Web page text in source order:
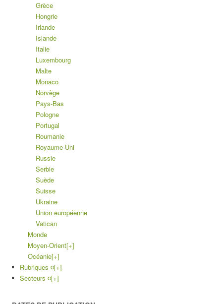
Grèce
Hongrie
Irlande
Islande
Italie
Luxembourg
Malte
Monaco
Norvège
Pays-Bas
Pologne
Portugal
Roumanie
Royaume-Uni
Russie
Serbie
Suède
Suisse
Ukraine
Union européenne
Vatican
Monde
Moyen-Orient[+]
Océanie[+]
Rubriques ¤[+]
Secteurs ¤[+]